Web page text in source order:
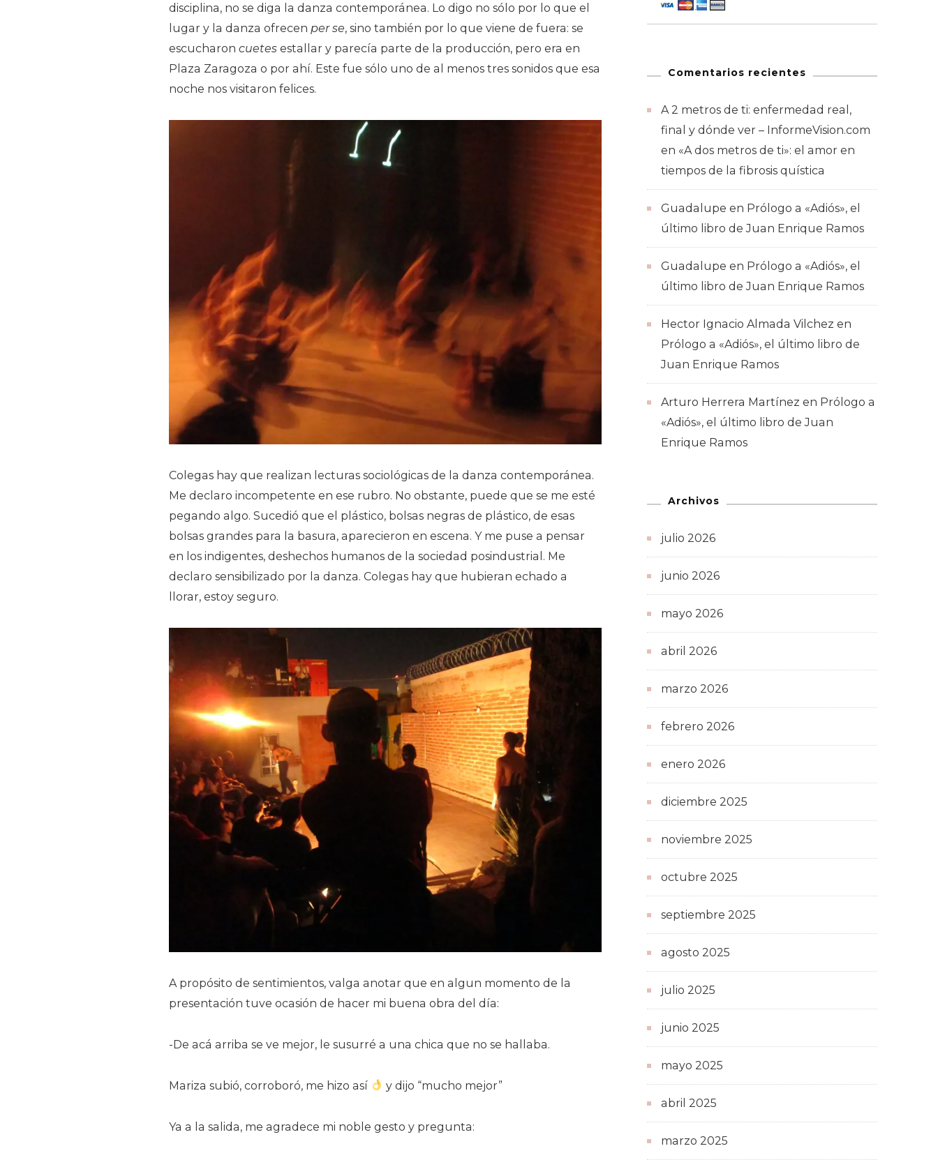
disciplina, no se diga la danza contemporánea. Lo digo no sólo por lo que el
lugar y la danza ofrecen per se, sino también por lo que viene de fuera: se
escucharon cuetes estallar y parecía parte de la producción, pero era en
Plaza Zaragoza o por ahí. Este fue sólo uno de al menos tres sonidos que esa
noche nos visitaron felices.
Colegas hay que realizan lecturas sociológicas de la danza contemporánea.
Me declaro incompetente en ese rubro. No obstante, puede que se me esté
pegando algo. Sucedió que el plástico, bolsas negras de plástico, de esas
bolsas grandes para la basura, aparecieron en escena. Y me puse a pensar
en los indigentes, deshechos humanos de la sociedad posindustrial. Me
declaro sensibilizado por la danza. Colegas hay que hubieran echado a
llorar, estoy seguro.
A propósito de sentimientos, valga anotar que en algun momento de la
presentación tuve ocasión de hacer mi buena obra del día:
-De acá arriba se ve mejor, le susurré a una chica que no se hallaba.
Mariza subió, corroboró, me hizo así y dijo “mucho mejor”
Ya a la salida, me agradece mi noble gesto y pregunta:
Comentarios recientes
A 2 metros de ti: enfermedad real,
final y dónde ver – InformeVision.com
en «A dos metros de ti»: el amor en
tiempos de la fibrosis quística
Guadalupe en Prólogo a «Adiós», el
último libro de Juan Enrique Ramos
Guadalupe en Prólogo a «Adiós», el
último libro de Juan Enrique Ramos
Hector Ignacio Almada Vilchez en
Prólogo a «Adiós», el último libro de
Juan Enrique Ramos
Arturo Herrera Martínez en Prólogo a
«Adiós», el último libro de Juan
Enrique Ramos
Archivos
julio 2026
junio 2026
mayo 2026
abril 2026
marzo 2026
febrero 2026
enero 2026
diciembre 2025
noviembre 2025
octubre 2025
septiembre 2025
agosto 2025
julio 2025
junio 2025
mayo 2025
abril 2025
marzo 2025